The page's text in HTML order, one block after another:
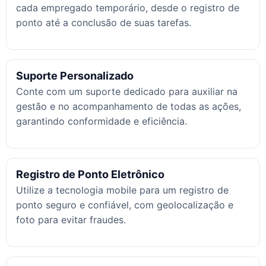
cada empregado temporário, desde o registro de
ponto até a conclusão de suas tarefas.
Suporte Personalizado
Conte com um suporte dedicado para auxiliar na
gestão e no acompanhamento de todas as ações,
garantindo conformidade e eficiência.
Registro de Ponto Eletrônico
Utilize a tecnologia mobile para um registro de
ponto seguro e confiável, com geolocalização e
foto para evitar fraudes.